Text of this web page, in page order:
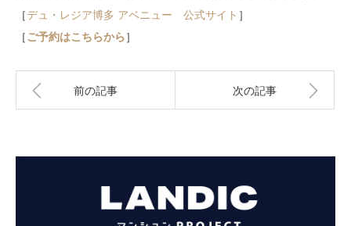
［デュ・レジア博多 アベニュー 公式サイト ］
［ご予約はこちらから］
前の記事 次の記事